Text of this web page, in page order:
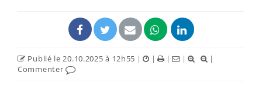
Publié le 20.10.2025 à 12h55 | | | |
|
Commenter